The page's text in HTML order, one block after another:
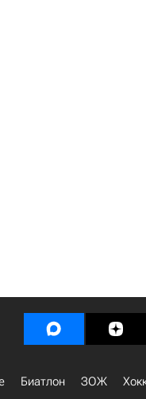
Биатлон ЗОЖ